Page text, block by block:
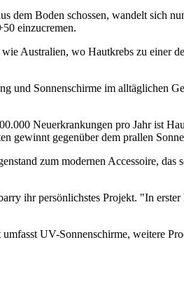
dem Boden schossen, wandelt sich
einzucremen.
Australien, wo Hautkrebs zu einer
und Sonnenschirme im alltäglichen
Neuerkrankungen pro Jahr ist
gewinnt gegenüber dem prallen
zum modernen Accessoire, das
ihr persönlichstes Projekt. "In
UV-Sonnenschirme, weitere